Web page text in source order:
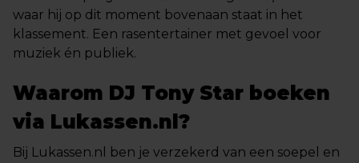
waar hij op dit moment bovenaan staat in het
klassement. Een rasentertainer met gevoel voor
muziek én publiek.
Waarom DJ Tony Star boeken
via Lukassen.nl?
Bij Lukassen.nl ben je verzekerd van een soepel en